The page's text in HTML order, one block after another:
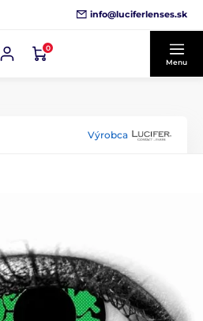
info@luciferlenses.sk
0
Menu
Výrobca